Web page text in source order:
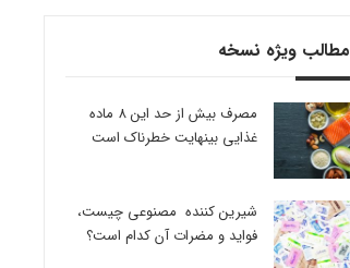
مطالب ویژه نسخه
مصرف بیش از حد این 8 ماده
غذایی بینهایت خطرناک است
شیرین کننده مصنوعی چیست،
فواید و مضرات آن کدام است؟